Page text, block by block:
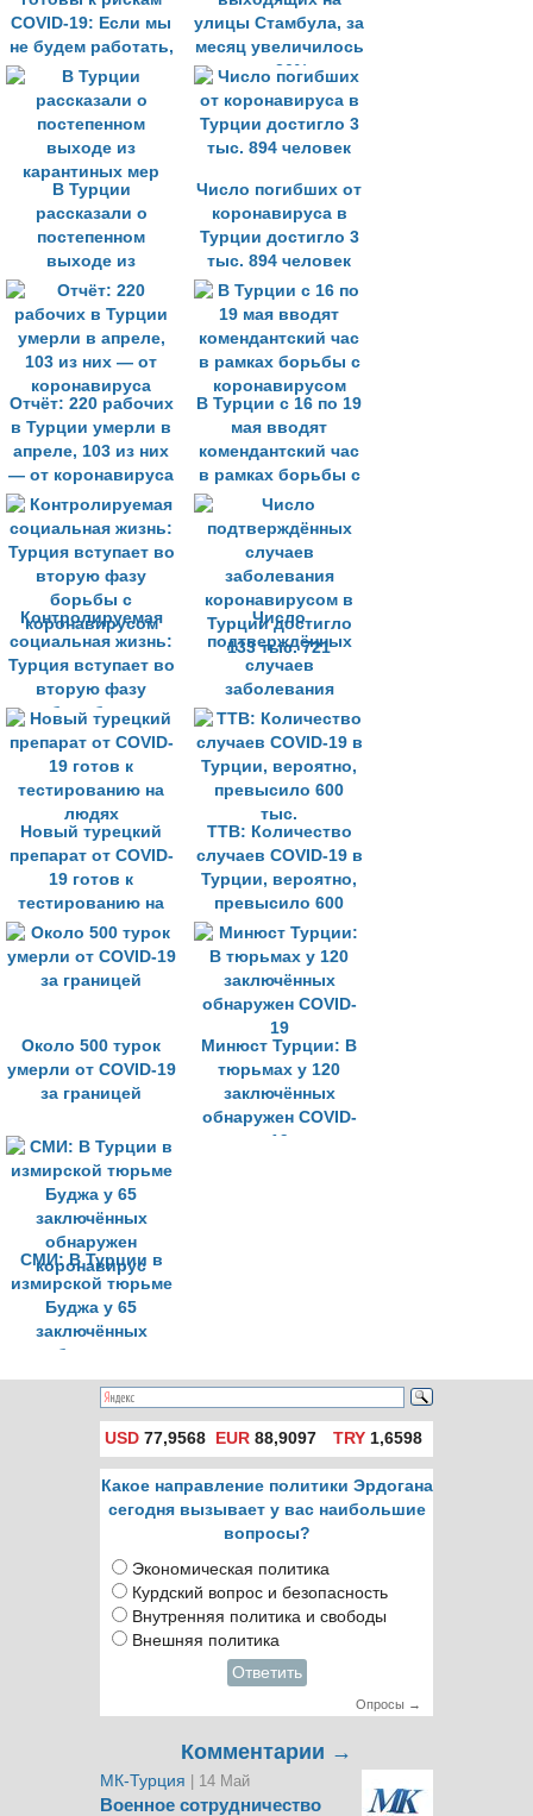
COVID-19: Если мы
не будем работать,
мы умрем с голоду
улицы Стамбула, за
месяц увеличилось
на 30%
В Турции
рассказали о
постепенном
выходе из
карантиных мер
Число погибших от
коронавируса в
Турции достигло 3
тыс. 894 человек
Отчёт: 220 рабочих
в Турции умерли в
апреле, 103 из них
— от коронавируса
В Турции с 16 по 19
мая вводят
комендантский час
в рамках борьбы с
коронавирусом
Контролируемая
социальная жизнь:
Турция вступает во
вторую фазу
борьбы с
коронавирусом
Число
подтверждённых
случаев
заболевания
коронавирусом в
Турции достигло
133 тыс. 721
Новый турецкий
препарат от COVID-
19 готов к
тестированию на
людях
ТТВ: Количество
случаев COVID-19 в
Турции, вероятно,
превысило 600
тыс.
Около 500 турок
умерли от COVID-19
за границей
Минюст Турции: В
тюрьмах у 120
заключённых
обнаружен COVID-
19
СМИ: В Турции в
измирской тюрьме
Буджа у 65
заключённых
обнаружен
коронавирус
USD 77,9568 EUR 88,9097 TRY1,6598
Какое направление политики Эрдогана
сегодня вызывает у вас наибольшие
вопросы?
Экономическая политика
Курдский вопрос и безопасность
Внутренняя политика и свободы
Внешняя политика
Ответить
Опросы →
Комментарии →
МК-Турция | 14 Май
Военное сотрудничество